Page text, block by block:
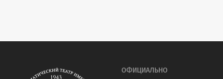
ОФИЦИАЛЬНО